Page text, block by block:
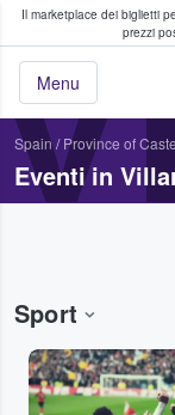
Il marketplace dei biglietti
prezzi
Menu
fan
Spain/ Province of
Eventi
Sport